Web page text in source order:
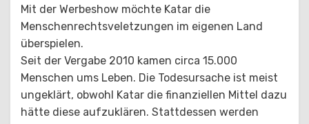
Mit der Werbeshow möchte Katar die
Menschenrechtsveletzungen im eigenen Land
überspielen.
Seit der Vergabe 2010 kamen circa 15.000
Menschen ums Leben. Die Todesursache ist meist
ungeklärt, obwohl Katar die finanziellen Mittel dazu
hätte diese aufzuklären. Stattdessen werden